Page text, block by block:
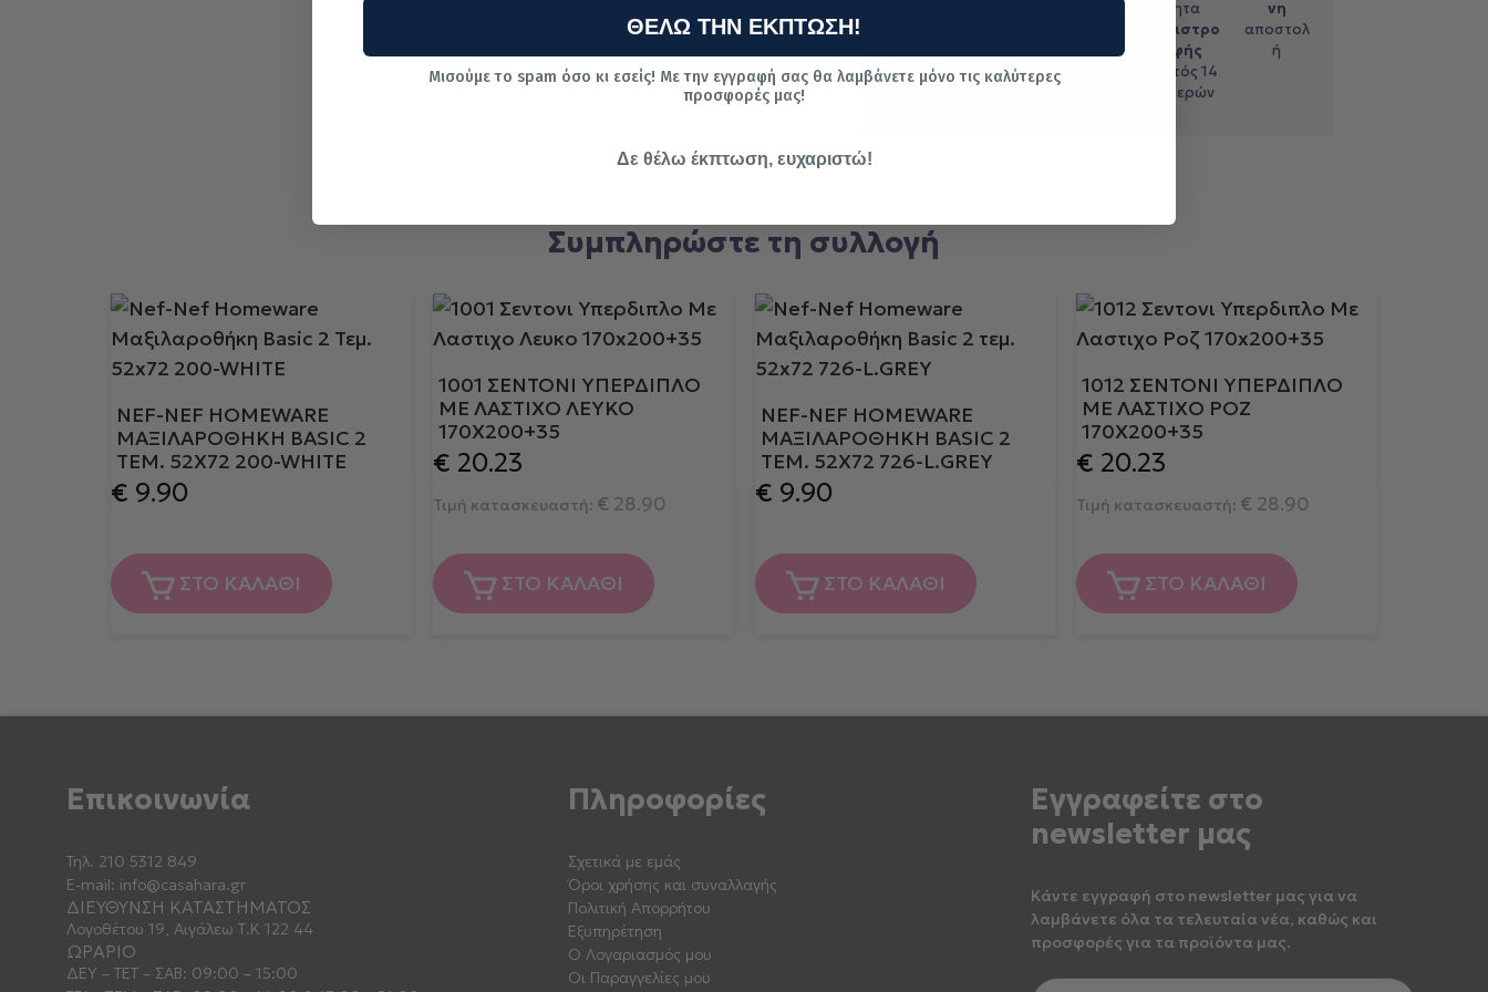
κάρτα
τηλεφω
αγορές
ητα
επιστρο
φής
εντός 14
ημερών
νη
αποστολ
ή
Συμπληρώστε τη συλλογή
NEF-NEF HOMEWARE
ΜΑΞΙΛΑΡΟΘΉΚΗ BASIC 2
ΤΕΜ. 52X72 200-WHITE
€ 9.90
ΣΤΟ ΚΑΛΑΘΙ
1001 ΣΕΝΤΟΝΙ ΥΠΕΡΔΙΠΛΟ
ΜΕ ΛΑΣΤΙΧΟ ΛΕΥΚΟ
170X200+35
€ 20.23
Τιμή κατασκευαστή: €28.90
ΣΤΟ ΚΑΛΑΘΙ
NEF-NEF HOMEWARE
ΜΑΞΙΛΑΡΟΘΉΚΗ BASIC 2
ΤΕΜ. 52X72 726-L.GREY
€ 9.90
ΣΤΟ ΚΑΛΑΘΙ
1012 ΣΕΝΤΟΝΙ ΥΠΕΡΔΙΠΛΟ
ΜΕ ΛΑΣΤΙΧΟ ΡΟΖ
170X200+35
€ 20.23
Τιμή κατασκευαστή: € 28.90
ΣΤΟ ΚΑΛΑΘΙ
Επικοινωνία
Τηλ. 210 5312 849
E-mail: info@casahara.gr
ΔΙΕΥΘΥΝΣΗ ΚΑΤΑΣΤΗΜΑΤΟΣ
Λογοθέτου 19, Αιγάλεω Τ.Κ 122 44
ΩΡΑΡΙΟ
ΔΕΥ – ΤΕΤ – ΣΑΒ: 09:00 – 15:00
Πληροφορίες
Σχετικά με εμάς
Όροι χρήσης και συναλλαγής
Πολιτική Απορρήτου
Εξυπηρέτηση
Ο Λογαριασμός μου
Οι Παραγγελίες μου
Εγγραφείτε στο
newsletter μας
Κάντε εγγραφή στο newsletter μας για να
λαμβάνετε όλα τα τελευταία νέα, καθώς και
προσφορές για τα προϊόντα μας.
ΘΕΛΩ ΤΗΝ ΕΚΠΤΩΣΗ!
Μισούμε το spam όσο κι εσείς! Με την εγγραφή σας θα λαμβάνετε μόνο τις καλύτερες
προσφορές μας!
Δε θέλω έκπτωση, ευχαριστώ!